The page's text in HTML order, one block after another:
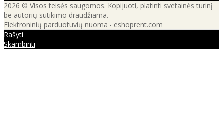
2026 © Visos teisės saugomos. Kopijuoti, platinti svetainės turinį
be autorių sutikimo draudžiama.
Elektroninių parduotuvių nuoma - eshoprent.com
Rašyti
Skambinti